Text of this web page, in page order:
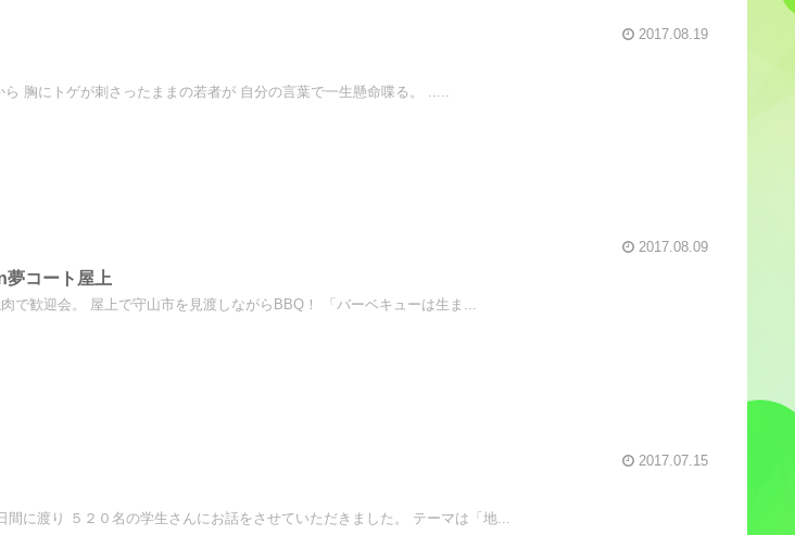
2017.08.19
胸にトゲが刺さったままの若者が 自分の言葉で一生懸命喋る。 .....
2017.08.09
夢コート屋上
で歓迎会。 屋上で守山市を見渡しながらBBQ！ 「バーベキューは生ま...
2017.07.15
に渡り ５２０名の学生さんにお話をさせていただきました。 テーマは「地...